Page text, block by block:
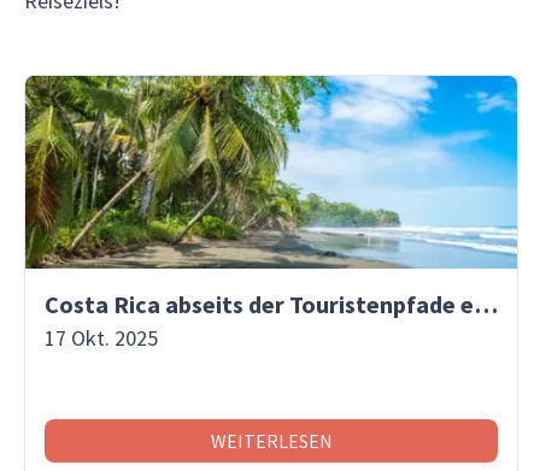
Costa Rica abseits der Touristenpfade entdecken
17 Okt. 2025
WEITERLESEN